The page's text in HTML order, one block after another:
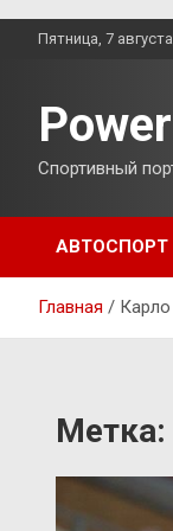
ПерейтиПятница, 7
Спортивный
АВТОСПОРТ
Главная
Метка: